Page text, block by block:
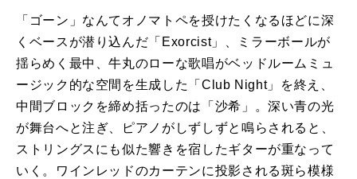
「ゴーン」なんてオノマトペを授けたくなるほどに深
くベースが潜り込んだ「Exorcist」、ミラーボールが
揺らめく最中、牛丸のローな歌唱がベッドルームミュ
ージック的な空間を生成した「Club Night」を終え、
中間ブロックを締め括ったのは「沙希」。深い青の光
が舞台へと注ぎ、ピアノがしずしずと鳴らされると、
ストリングスにも似た響きを宿したギターが重なって
いく。ワインレッドのカーテンに投影される斑ら模様